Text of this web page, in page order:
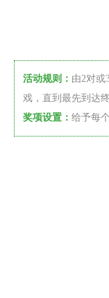
活动规则： 由2对或
戏，直到最先到达
奖项设置： 给予每